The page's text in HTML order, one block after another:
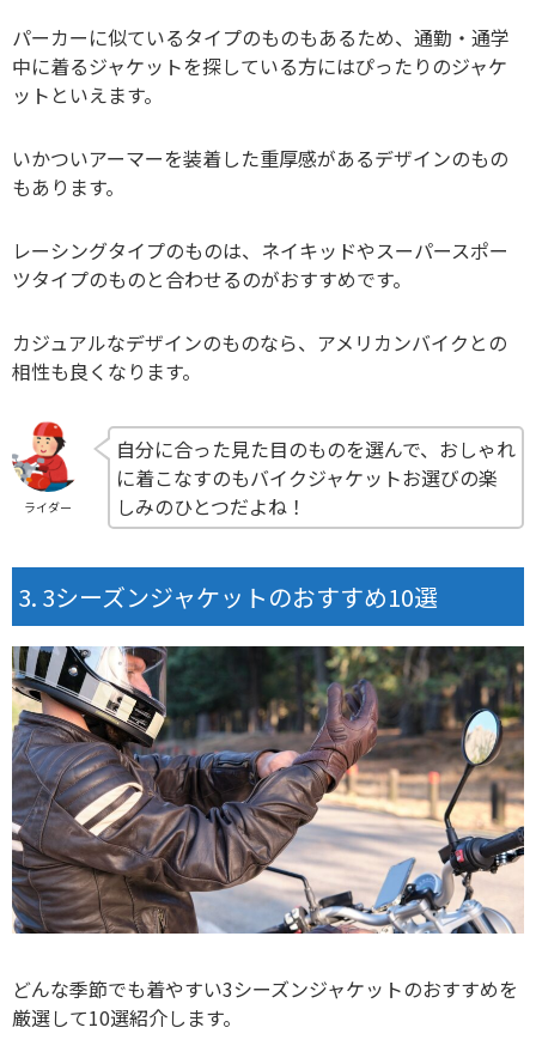
パーカーに似ているタイプのものもあるため、通勤・通学
中に着るジャケットを探している方にはぴったりのジャケ
ットといえます。
いかついアーマーを装着した重厚感があるデザインのもの
もあります。
レーシングタイプのものは、ネイキッドやスーパースポー
ツタイプのものと合わせるのがおすすめです。
カジュアルなデザインのものなら、アメリカンバイクとの
相性も良くなります。
ライダー
自分に合った見た目のものを選んで、おしゃれ
に着こなすのもバイクジャケットお選びの楽
しみのひとつだよね！
3シーズンジャケットのおすすめ10選
どんな季節でも着やすい3シーズンジャケットのおすすめを
厳選して10選紹介します。